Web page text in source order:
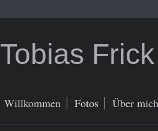
Tobias
Willkommen Fotos Über mich